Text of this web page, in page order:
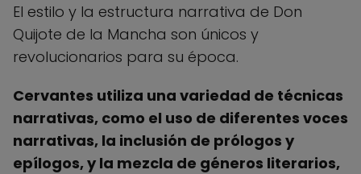
El estilo y la estructura narrativa de Don
Quijote de la Mancha son únicos y
revolucionarios para su época.
Cervantes utiliza una variedad de técnicas
narrativas, como el uso de diferentes voces
narrativas, la inclusión de prólogos y
epílogos, y la mezcla de géneros literarios,